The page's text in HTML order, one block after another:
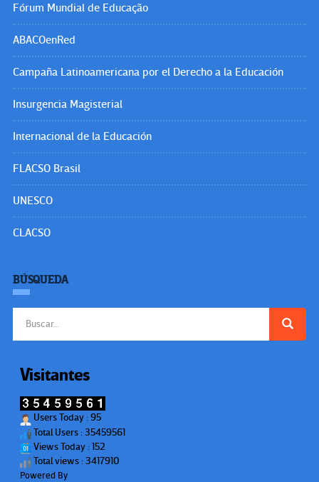
Fórum Mundial de Educação
ABACOenRed
Campaña Latinoamericana por el Derecho a la Educación
Insurgencia Magisterial
Internacional de la Educación
FLACSO Brasil
UNESCO
CLACSO
BÚSQUEDA
Visitantes
Users Today : 95
Total Users : 35459561
Views Today : 152
Total views : 3417910
Powered By